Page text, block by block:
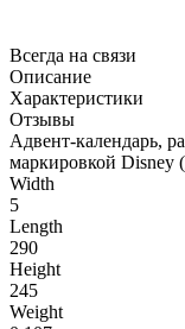
Всегда на связи
Описание
Характеристики
Отзывы
Адвент-календарь,
маркировкой Disney
Width
5
Length
290
Height
245
Weight